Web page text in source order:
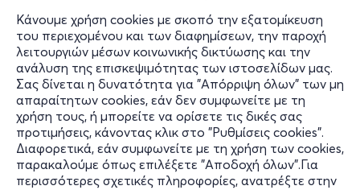
Κάνουμε χρήση cookies με σκοπό την εξατομίκευση
του περιεχομένου και των διαφημίσεων, την παροχή
λειτουργιών μέσων κοινωνικής δικτύωσης και την
ανάλυση της επισκεψιμότητας των ιστοσελίδων μας.
Σας δίνεται η δυνατότητα για "Απόρριψη όλων" των μη
απαραίτητων cookies, εάν δεν συμφωνείτε με τη
χρήση τους, ή μπορείτε να ορίσετε τις δικές σας
προτιμήσεις, κάνοντας κλικ στο "Ρυθμίσεις cookies".
Διαφορετικά, εάν συμφωνείτε με τη χρήση των cookies,
παρακαλούμε όπως επιλέξετε "Αποδοχή όλων".Για
περισσότερες σχετικές πληροφορίες, ανατρέξτε στην
Με τον δικό του ξεχωριστό τρόπο, ο Ακύλας δημιουργεί
ακριβώς μια τέτοια εμπειρία: μια βραδιά γεμάτη ρυθμό,
παλμό και δυνατές στιγμές που μένουν αξέχαστες.
Και μην ξεχνάς… το motto είναι απλό:
Ξέχνα τα συνηθισμένα και ζήσε την εμπειρία που
λέγεται AKYLAS
Πληροφορίες
Υποστήριξη
Stay Connected